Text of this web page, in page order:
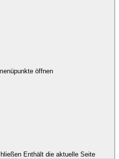
öffnen
Enthält die aktuelle Seite